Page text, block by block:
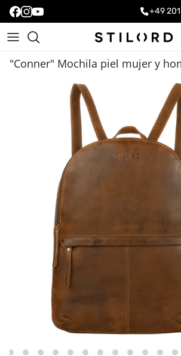
+49
"Conner" Mochila piel mujer y